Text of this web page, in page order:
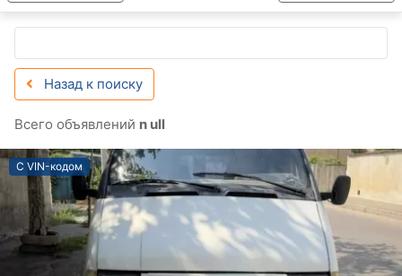
Назад к поиску
Всего объявлений n ull
С VIN-кодом